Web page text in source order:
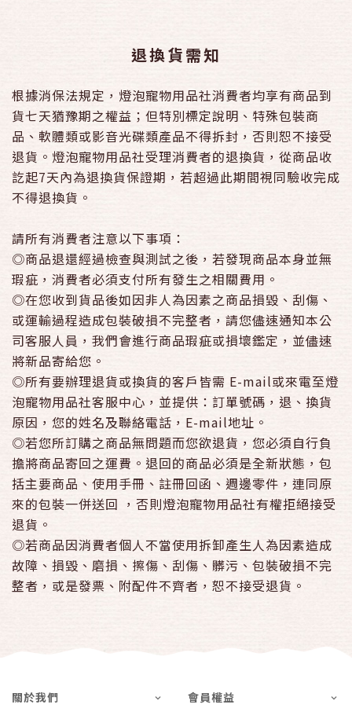
退換貨需知
根據消保法規定，燈泡寵物用品社消費者均享有商品到
貨七天猶豫期之權益；但特別標定說明、特殊包裝商
品、軟體類或影音光碟類產品不得拆封，否則恕不接受
退貨。燈泡寵物用品社受理消費者的退換貨，從商品收
訖起7天內為退換貨保證期，若超過此期間視同驗收完成
不得退換貨。
請所有消費者注意以下事項：
◎商品退還經過檢查與測試之後，若發現商品本身並無
瑕疵，消費者必須支付所有發生之相關費用。
◎在您收到貨品後如因非人為因素之商品損毀、刮傷、
或運輸過程造成包裝破損不完整者，請您儘速通知本公
司客服人員，我們會進行商品瑕疵或損壞鑑定，並儘速
將新品寄給您。
◎所有要辦理退貨或換貨的客戶皆需 E-mail或來電至燈
泡寵物用品社客服中心，並提供：訂單號碼，退、換貨
原因，您的姓名及聯絡電話，E-mail地址。
◎若您所訂購之商品無問題而您欲退貨，您必須自行負
擔將商品寄回之運費。退回的商品必須是全新狀態，包
括主要商品、使用手冊、註冊回函、週邊零件，連同原
來的包裝一併送回 ，否則燈泡寵物用品社有權拒絕接受
退貨。
◎若商品因消費者個人不當使用拆卸產生人為因素造成
故障、損毀、磨損、擦傷、刮傷、髒污、包裝破損不完
整者，或是發票、附配件不齊者，恕不接受退貨。
關於我們 會員權益